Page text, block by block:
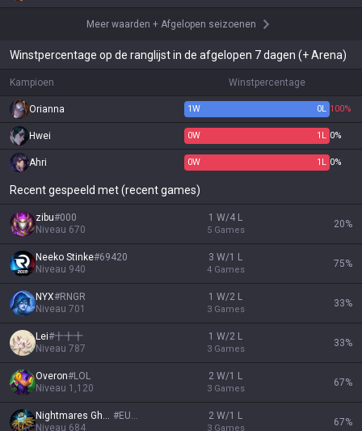
Meer waarden + Afgelopen seizoenen
Winstpercentage op de ranglijst in de afgelopen 7 dagen (+ Arena)
Kampioen Winstpercentage
Orianna 1W 0L 100%
Hwei 0W 1 L 0%
Ahri 0W 1 L 0%
Recent gespeeld met (recent games)
zibu#000
Niveau 670
1 W/4 L
5 Games
20%
Neeko Stinke#69420
Niveau 940
3 W/1 L
4 Games
75%
NYX#RNGR
Niveau 701
1 W/2 L
3 Games
33%
Lei#十十十
Niveau 787
1 W/2 L
3 Games
33%
Overon#LOL
Niveau 1,120
2 W/1 L
3 Games
67%
Nightmares Ghost #EUW
Niveau 684
2 W/1 L
3 Games
67%